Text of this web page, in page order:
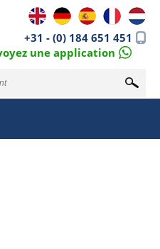
+31 - (0) 184 651 451
une application